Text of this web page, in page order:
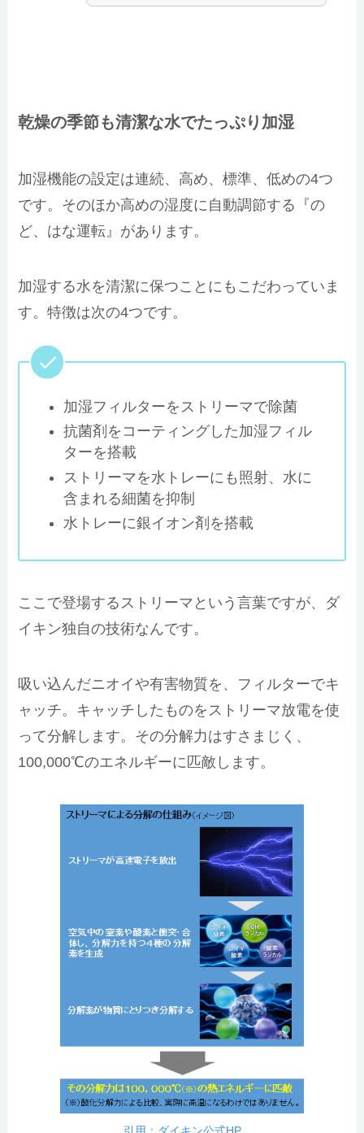
乾燥の季節も清潔な水でたっぷり加湿
加湿機能の設定は連続、高め、標準、低めの4つ
です。そのほか高めの湿度に自動調節する『の
ど、はな運転』があります。
加湿する水を清潔に保つことにもこだわっていま
す。特徴は次の4つです。
加湿フィルターをストリーマで除菌
抗菌剤をコーティングした加湿フィル
ターを搭載
ストリーマを水トレーにも照射、水に
含まれる細菌を抑制
水トレーに銀イオン剤を搭載
ここで登場するストリーマという言葉ですが、ダ
イキン独自の技術なんです。
吸い込んだニオイや有害物質を、フィルターでキ
ャッチ。キャッチしたものをストリーマ放電を使
って分解します。その分解力はすさまじく、
100,000℃のエネルギーに匹敵します。